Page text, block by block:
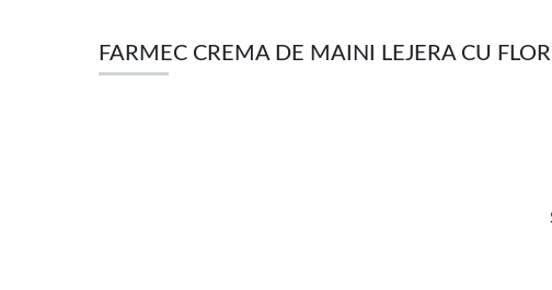
FARMEC CREMA DE MAINI LEJERA CU